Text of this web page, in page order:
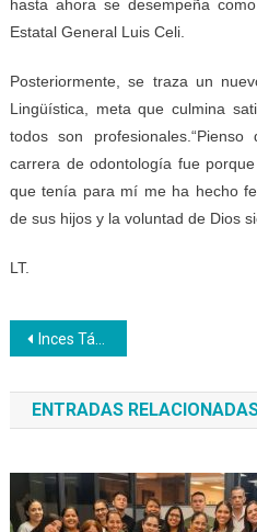
hasta ahora se desempeña
Estatal General Luis Celi.
Posteriormente, se traza un
Lingüística, meta que culmina
todos son
carrera de odontología fue
que tenía para mí me ha hecho
de sus hijos y la voluntad de Dios
LT.
Navegación
de
entradas
Inces Táchira da la bienvenida a la Navidad
ENTRADAS